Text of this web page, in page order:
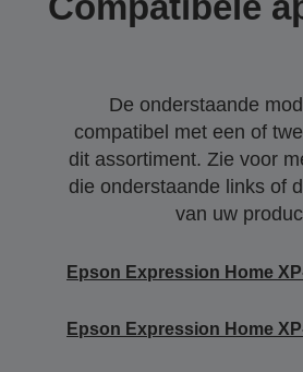
De onderstaande
compatibel met een of
dit assortiment. Zie voor
die onderstaande links of
van uw
Epson Expression Home
Epson Expression Home